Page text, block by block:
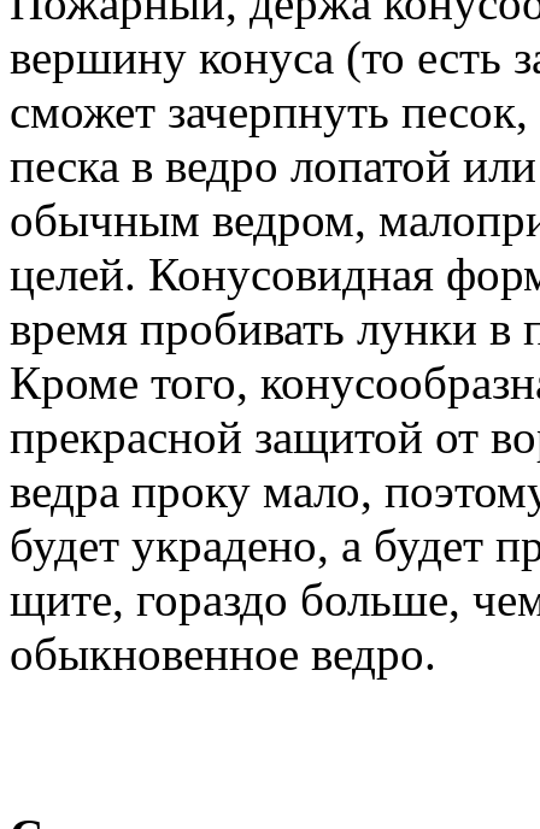
вершину конуса (то есть
сможет зачерпнуть
песка в ведро лопатой
обычным ведром,
целей. Конусовидная
время пробивать лунки
Кроме того,
прекрасной защитой от
ведра проку мало,
будет украдено, а будет
щите, гораздо больше,
обыкновенное ведро.